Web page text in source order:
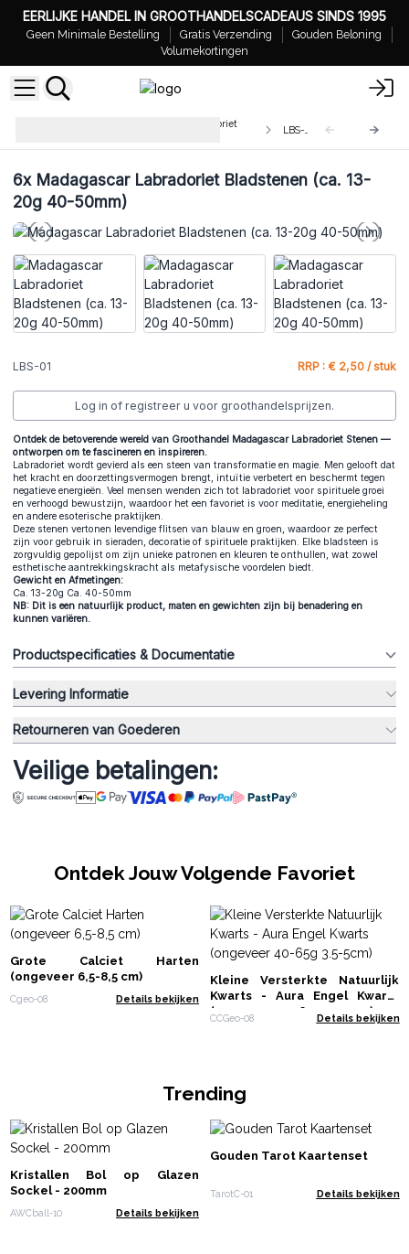
EERLIJKE HANDEL IN GROOTHANDELSCADEAUS SINDS 1995
Geen Minimale Bestelling Gratis Verzending
Gouden Beloning
Volumekortingen
Groothandel Madagascar Labradoriet
LBS-01
6xMadagascar Labradoriet Bladstenen (ca. 13-
20g 40-50mm)
LBS-01 RRP : € 2,50 / stuk
Log in of registreer u voor groothandelsprijzen.
Ontdek de betoverende wereld van Groothandel Madagascar Labradoriet Stenen —
ontworpen om te fascineren en inspireren.
Labradoriet wordt gevierd als een steen van transformatie en magie. Men gelooft dat
het kracht en doorzettingsvermogen brengt, intuïtie verbetert en beschermt tegen
negatieve energieën. Veel mensen wenden zich tot labradoriet voor spirituele groei
en verhoogd bewustzijn, waardoor het een favoriet is voor meditatie, energieheling
en andere esoterische praktijken.
Deze stenen vertonen levendige flitsen van blauw en groen, waardoor ze perfect
zijn voor gebruik in sieraden, decoratie of spirituele praktijken. Elke bladsteen is
zorgvuldig gepolijst om zijn unieke patronen en kleuren te onthullen, wat zowel
esthetische aantrekkingskracht als metafysische voordelen biedt.
Gewicht en Afmetingen:
Ca. 13-20g Ca. 40-50mm
NB: Dit is een natuurlijk product, maten en gewichten zijn bij benadering en
kunnen variëren.
Productspecificaties & Documentatie
Levering Informatie
Retourneren van Goederen
Veilige betalingen:
Ontdek Jouw Volgende Favoriet
Grote Calciet Harten
(ongeveer 6,5-8,5 cm)
Cgeo-08 Details bekijken
Kleine Versterkte Natuurlijk
Kwarts - Aura Engel Kwarts
(ongeveer 40-65g 3.5-5cm)
CCGeo-08 Details bekijken
Trending
Kristallen Bol op Glazen
Sockel - 200mm
AWCball-10 Details bekijken
Gouden Tarot Kaartenset
TarotC-01 Details bekijken